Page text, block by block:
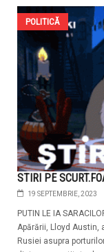
POLITICĂ
STIRI PE
19 SEPTEMBRIE, 2023
PUTIN LE IA
Apărării, Lloyd
Rusiei asupra